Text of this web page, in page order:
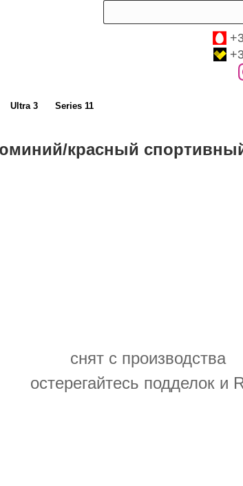
Ultra 3 Series 11
красный
снят с производства
остерегайтесь подделок и